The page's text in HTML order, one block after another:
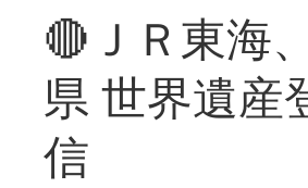
🔴ＪＲ東海
県 世界遺産
信